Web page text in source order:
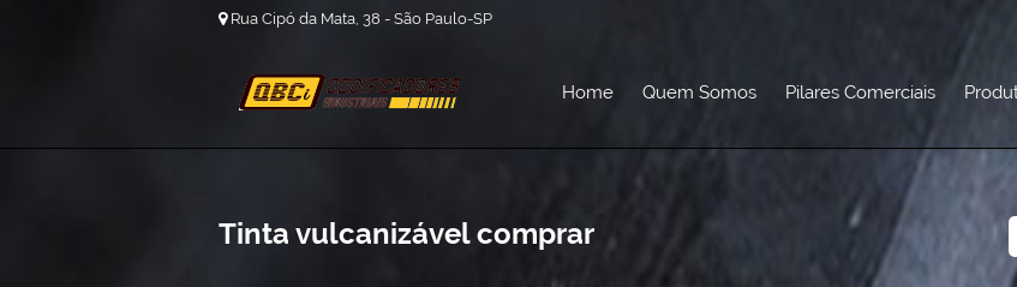
Rua Cipó da Mata, 38 - São Paulo-SP
Home Quem Somos Pilares Comerciais
Tinta vulcanizável comprar